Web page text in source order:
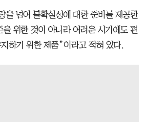
을 넘어 불확실성에 대한 준비를 제공한
위한 것이 아니라 어려운 시기에도 편
하기 위한 제품”이라고 적혀 있다.